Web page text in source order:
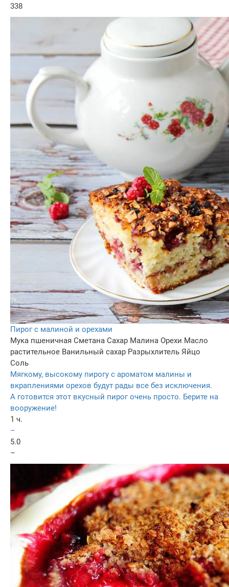
338
Пирог с малиной и орехами
Мука пшеничная Сметана Сахар Малина Орехи Масло
растительное Ванильный сахар Разрыхлитель Яйцо
Соль
Мягкому, высокому пирогу с ароматом малины и
вкраплениями орехов будут рады все без исключения.
А готовится этот вкусный пирог очень просто. Берите на
вооружение!
1 ч.
–
5.0
–